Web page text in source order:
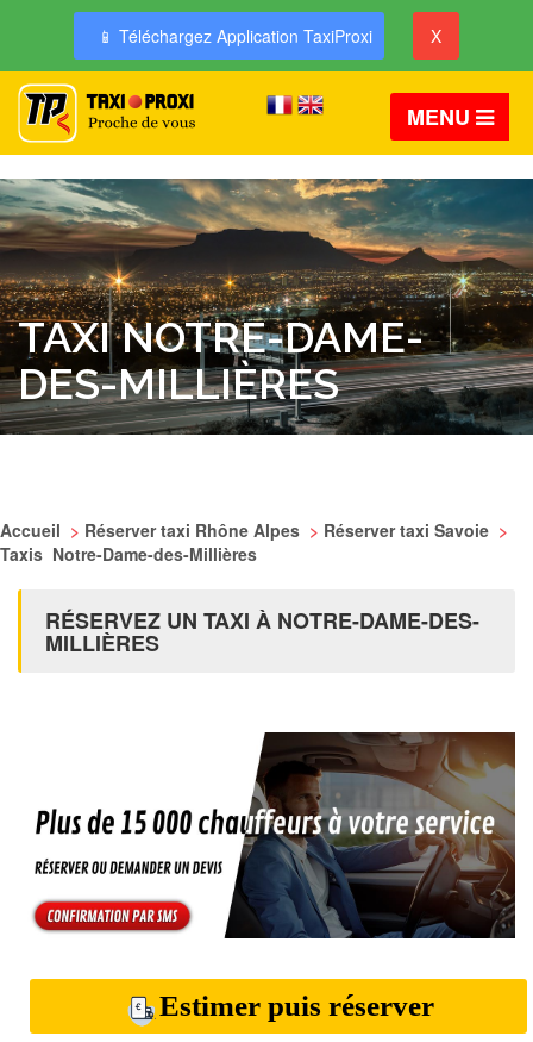
📱 Téléchargez Application TaxiProxi X
MENU
TAXI NOTRE-DAME-
DES-MILLIÈRES
Accueil > Réserver taxi Rhône Alpes > Réserver taxi Savoie >
Taxis Notre-Dame-des-Millières
RÉSERVEZ UN TAXI À NOTRE-DAME-DES-
MILLIÈRES
Estimer puis réserver